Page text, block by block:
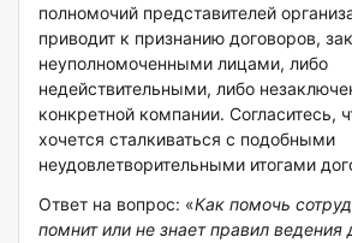
полномочий представителей
приводит к признанию договоров,
неуполномоченными лицами, либо
недействительными, либо
конкретной компании. Согласитесь,
хочется сталкиваться с подобными
неудовлетворительными итогами
Ответ на вопрос: «Как помочь
помнит или не знает правил ведения